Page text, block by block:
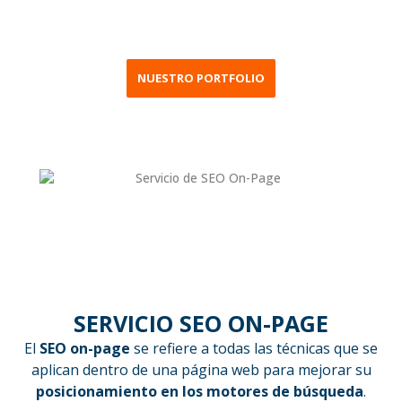
NUESTRO PORTFOLIO
SERVICIO SEO ON-PAGE
El SEO on-page se refiere a todas las técnicas que se
aplican dentro de una página web para mejorar su
posicionamiento en los motores de búsqueda.